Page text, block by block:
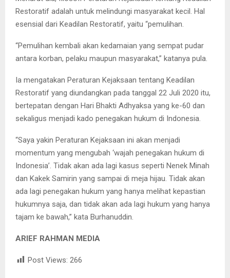
Restoratif adalah untuk melindungi masyarakat kecil. Hal
esensial dari Keadilan Restoratif, yaitu “pemulihan.
“Pemulihan kembali akan kedamaian yang sempat pudar
antara korban, pelaku maupun masyarakat,” katanya pula.
Ia mengatakan Peraturan Kejaksaan tentang Keadilan
Restoratif yang diundangkan pada tanggal 22 Juli 2020 itu,
bertepatan dengan Hari Bhakti Adhyaksa yang ke-60 dan
sekaligus menjadi kado penegakan hukum di Indonesia.
“Saya yakin Peraturan Kejaksaan ini akan menjadi
momentum yang mengubah ‘wajah penegakan hukum di
Indonesia’. Tidak akan ada lagi kasus seperti Nenek Minah
dan Kakek Samirin yang sampai di meja hijau. Tidak akan
ada lagi penegakan hukum yang hanya melihat kepastian
hukumnya saja, dan tidak akan ada lagi hukum yang hanya
tajam ke bawah,” kata Burhanuddin.
ARIEF RAHMAN MEDIA
Post Views: 266